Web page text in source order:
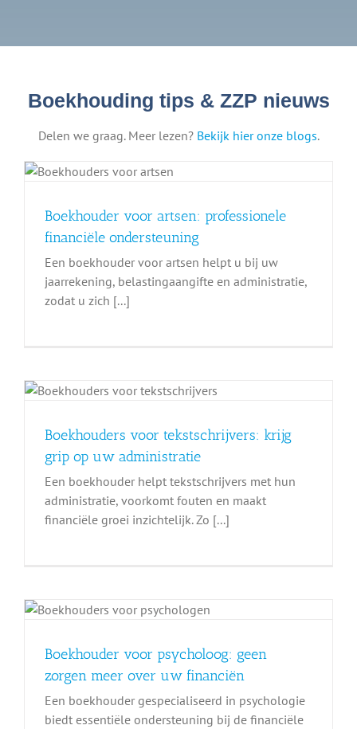
Boekhouding tips & ZZP nieuws
Delen we graag. Meer lezen? Bekijk hier onze blogs.
Boekhouder voor artsen: professionele
financiële ondersteuning
Een boekhouder voor artsen helpt u bij uw
jaarrekening, belastingaangifte en administratie,
zodat u zich [...]
Boekhouders voor tekstschrijvers: krijg
grip op uw administratie
Een boekhouder helpt tekstschrijvers met hun
administratie, voorkomt fouten en maakt
financiële groei inzichtelijk. Zo [...]
Boekhouder voor psycholoog: geen
zorgen meer over uw financiën
Een boekhouder gespecialiseerd in psychologie
biedt essentiële ondersteuning bij de financiële